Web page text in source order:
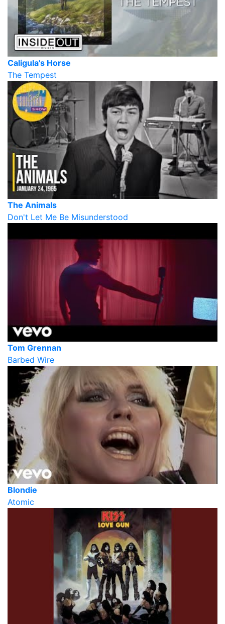
Caligula's Horse
The Tempest
The Animals
Don't Let Me Be Misunderstood
Tom Grennan
Barbed Wire
Blondie
Atomic